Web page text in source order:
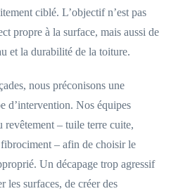
ciblé. L’objectif n’est pas
propre à la surface, mais aussi de
et la durabilité de la toiture.
nous préconisons une
d’intervention. Nos équipes
revêtement – tuile terre cuite,
– afin de choisir le
Un décapage trop agressif
les surfaces, de créer des